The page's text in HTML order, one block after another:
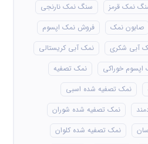
نمک قرمز
سنگ نمک نارنجی
صابون نمک
فروش نمک اپسوم
آبی شکری
نمک آبی کریستالی
اپسوم خوراکی
نمک تصفیه
نمک تصفیه شده اسبی
نمک تصفیه شده شوران
نمک تصفیه شده کلوان